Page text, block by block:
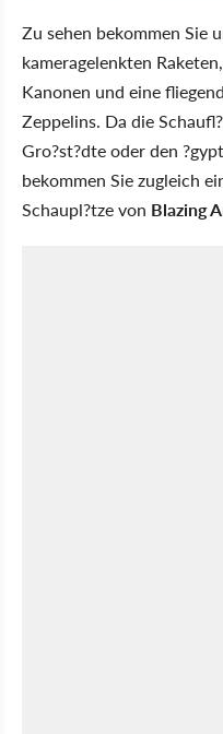
Zu sehen bekommen Sie
kameragelenkten
Kanonen und eine
Zeppelins. Da die
Gro?st?dte oder den
bekommen Sie zugleich
Schaupl?tze von Blazing